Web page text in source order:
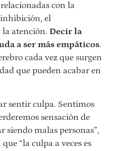
con la
el
atención. Decir la
a ser más empáticos.
cada vez que surgen
que pueden acabar en
sentir culpa. Sentimos
sensación de
siendo malas personas”,
“la culpa a veces es